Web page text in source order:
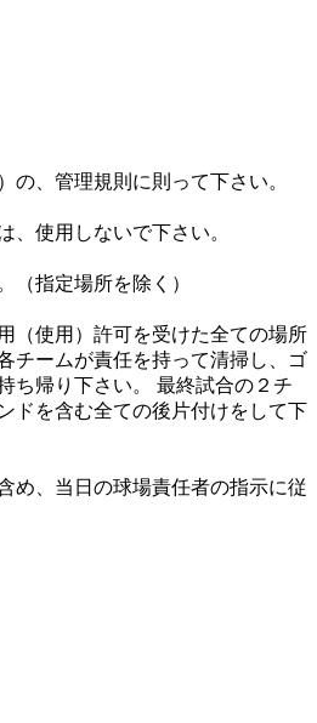
の、管理規則に則って下さい。
、使用しないで下さい。
（指定場所を除く）
（使用）許可を受けた全ての場所
チームが責任を持って清掃し、ゴ
ち帰り下さい。 最終試合の２チ
ドを含む全ての後片付けをして下
め、当日の球場責任者の指示に従